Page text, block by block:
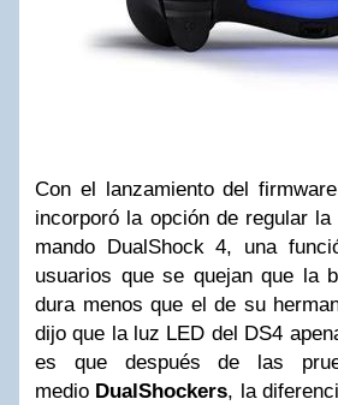
Con el lanzamiento del
incorporó la opción de regular
mando DualShock 4, una
usuarios que se quejan que la
dura menos que el de su
dijo que la luz LED del DS4
es que después de las
medio DualShockers, la